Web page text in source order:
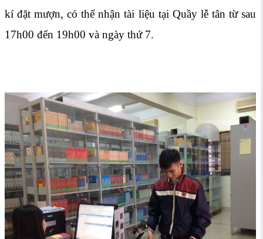
kí đặt mượn, có thể nhận tài liệu tại Quầy lễ tân từ sau
17h00 đến 19h00 và ngày thứ 7.